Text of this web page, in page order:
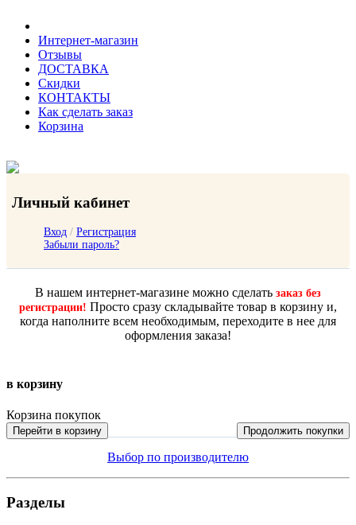
Интернет-магазин
Отзывы
ДОСТАВКА
Скидки
КОНТАКТЫ
Как сделать заказ
Корзина
Личный кабинет
Вход / Регистрация
Забыли пароль?
В нашем интернет-магазине можно сделать заказ без
регистрации! Просто сразу складывайте товар в корзину и,
когда наполните всем необходимым, переходите в нее для
оформления заказа!
в корзину
Корзина покупок
Перейти в корзину Продолжить покупки
Выбор по производителю
Разделы